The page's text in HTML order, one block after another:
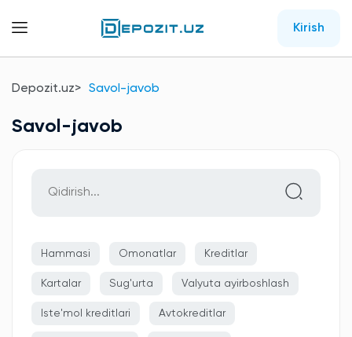
Kirish
Depozit.uz Savol-javob
Savol-javob
Hammasi Omonatlar Kreditlar
Kartalar Sug'urta Valyuta ayirboshlash
Iste'mol kreditlari Avtokreditlar